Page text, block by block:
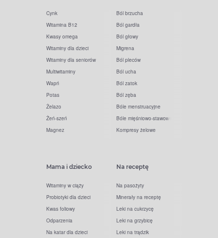
Cynk
Witamina B12
Kwasy omega
Witaminy dla dzieci
Witaminy dla seniorów
Multiwitaminy
Wapń
Potas
Żelazo
Żeń-szeń
Magnez
Ból brzucha
Ból gardła
Ból głowy
Migrena
Ból pleców
Ból ucha
Ból zatok
Ból zęba
Bóle menstruacyjne
Bóle mięśniowo-stawowe
Kompresy żelowe
Mama i dziecko
Witaminy w ciąży
Probiotyki dla dzieci
Kwas foliowy
Odparzenia
Na katar dla dzieci
Na receptę
Na pasożyty
Minerały na receptę
Leki na cukrzycę
Leki na grzybicę
Leki na trądzik